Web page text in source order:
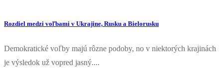
Rozdiel medzi voľbami v Ukrajine, Rusku a Bielorusku
Demokratické voľby majú rôzne podoby, no v niektorých krajinách
je výsledok už vopred jasný....